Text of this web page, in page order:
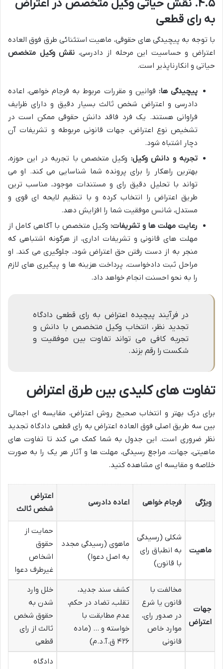
۴.۵. نقش حیاتی وکیل متخصص در اعتراض
به رای قطعی
با توجه به پیچیدگی های حقوقی، ماهیت استثنائی طرق فوق العاده
اعتراض و حساسیت این مرحله از دادرسی، نقش وکیل متخصص
حیاتی و انکارناپذیر است.
پیچیدگی ها: قوانین و مقررات مربوط به فرجام خواهی، اعاده
دادرسی و اعتراض شخص ثالث بسیار دقیق و دارای ظرایف
فراوانی هستند. یک فرد فاقد دانش حقوقی ممکن است در
تشخیص نوع اعتراض، جهات قانونی مربوطه و تشریفات آن
دچار اشتباه شود.
تجربه و دانش وکیل: وکیل متخصص با تجربه در این حوزه،
بهترین راهکار را برای پرونده شما شناسایی می کند. او می
تواند با تحلیل دقیق رای و مستندات موجود، مناسب ترین
طریق اعتراض را انتخاب کرده و با تنظیم لایحه ای قوی و
مستدل، شانس موفقیت شما را افزایش دهد.
رعایت مهلت ها و تشریفات: وکیل متخصص با آگاهی کامل از
مهلت های قانونی و تشریفات اداری، از هرگونه اشتباهی که
منجر به از دست رفتن حق اعتراض شود، جلوگیری می کند. او
مراحل ثبت دادخواست، پرداخت هزینه ها و پیگیری های لازم
را به نحو احسنت انجام خواهد داد.
در فرآیند پیچیده اعتراض به رای قطعی دادگاه
تجدید نظر، انتخاب وکیل متخصص با دانش و
تجربه کافی می تواند تفاوت بین موفقیت و
شکست را رقم بزند.
تفاوت های کلیدی بین طرق اعتراض
برای درک بهتر و انتخاب صحیح روش اعتراض، مقایسه ای اجمالی
بین سه طریق اصلی فوق العاده اعتراض به رای قطعی دادگاه تجدید
نظر ضروری است. این جدول به شما کمک می کند تا تفاوت های
ماهیتی، جهات، مراجع رسیدگی، مهلت ها و آثار هر یک را به صورت
خلاصه و مقایسه ای مشاهده کنید.
ویژگی فرجام خواهی اعاده دادرسی
اعتراض
شخص ثالث
ماهیت
شکلی (رسیدگی
به انطباق رای
با قانون)
ماهوی (رسیدگی مجدد
به اصل دعوا)
حمایت از
حقوق
اشخاص
غیرطرف دعوا
جهات
اعتراض
مخالفت با
قانون یا شرع
در صدور رای،
موارد خاص
قانونی
کشف سند جدید،
تقلب، تضاد در حکم،
عدم مطابقت با
خواسته و … (ماده
۴۲۶ ق.آ.د.م)
خلل وارد
شدن به
حقوق شخص
ثالث از رای
قطعی
دادگاه